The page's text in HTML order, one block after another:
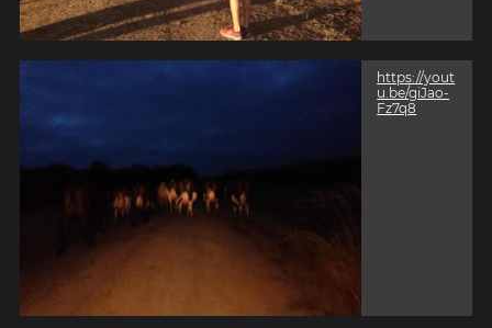
https://yout
u.be/giJao-
Fz7q8